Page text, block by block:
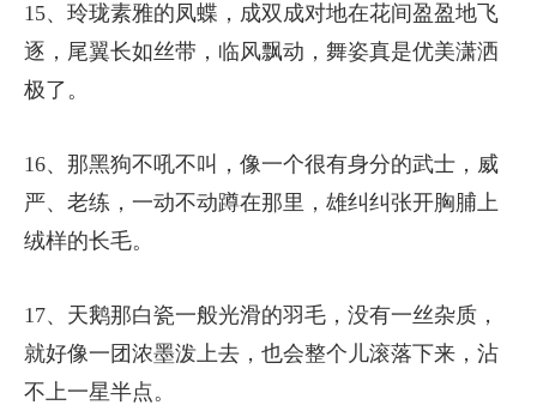
15、玲珑素雅的凤蝶，成双成对地在花间盈盈地飞
逐，尾翼长如丝带，临风飘动，舞姿真是优美潇洒
极了。
16、那黑狗不吼不叫，像一个很有身分的武士，威
严、老练，一动不动蹲在那里，雄纠纠张开胸脯上
绒样的长毛。
17、天鹅那白瓷一般光滑的羽毛，没有一丝杂质，
就好像一团浓墨泼上去，也会整个儿滚落下来，沾
不上一星半点。